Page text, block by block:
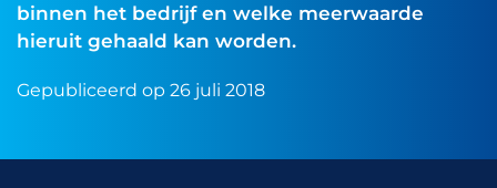
binnen het bedrijf en welke meerwaarde
hieruit gehaald kan worden.
Gepubliceerd op 26 juli 2018